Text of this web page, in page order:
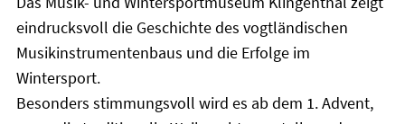
eindrucksvoll die Geschichte des vogtländischen
Musikinstrumentenbaus und die Erfolge im
Wintersport.
Besonders stimmungsvoll wird es ab dem 1. Advent,